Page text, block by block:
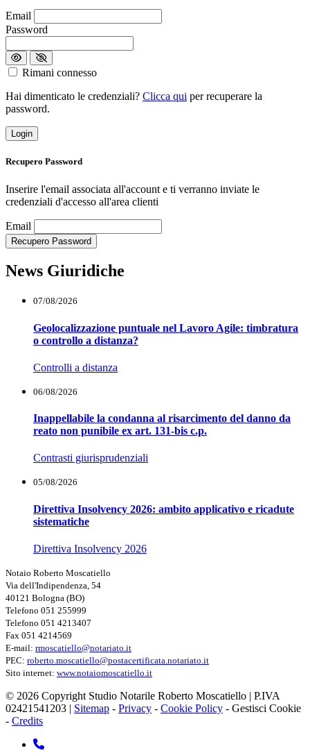
Loading...
Email
Password
Rimani connesso
Hai dimenticato le credenziali? Clicca qui per recuperare la
password.
Login
Recupero Password
Inserire l'email associata all'account e ti verranno inviate le
credenziali d'accesso all'area clienti
Loading...
Email
Recupero Password
News Giuridiche
07/08/2026
Geolocalizzazione puntuale nel Lavoro Agile: timbratura
o controllo a distanza?
Controlli a distanza
06/08/2026
Inappellabile la condanna al risarcimento del danno da
reato non punibile ex art. 131-bis c.p.
Contrasti giurisprudenziali
05/08/2026
Direttiva Insolvency 2026: ambito applicativo e ricadute
sistematiche
Direttiva Insolvency 2026
Notaio Roberto Moscatiello
Via dell'Indipendenza, 54
40121 Bologna (BO)
Telefono 051 255999
Telefono 051 4213407
Fax 051 4214569
E-mail: rmoscatiello@notariato.it
PEC: roberto.moscatiello@postacertificata.notariato.it
Sito internet: www.notaiomoscatiello.it
© 2026 Copyright Studio Notarile Roberto Moscatiello | P.IVA
02421541203 | Sitemap - Privacy - Cookie Policy - Gestisci Cookie
- Credits